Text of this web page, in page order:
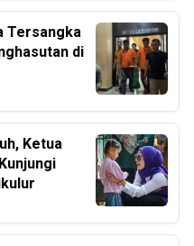
Tersangka
di
Ketua